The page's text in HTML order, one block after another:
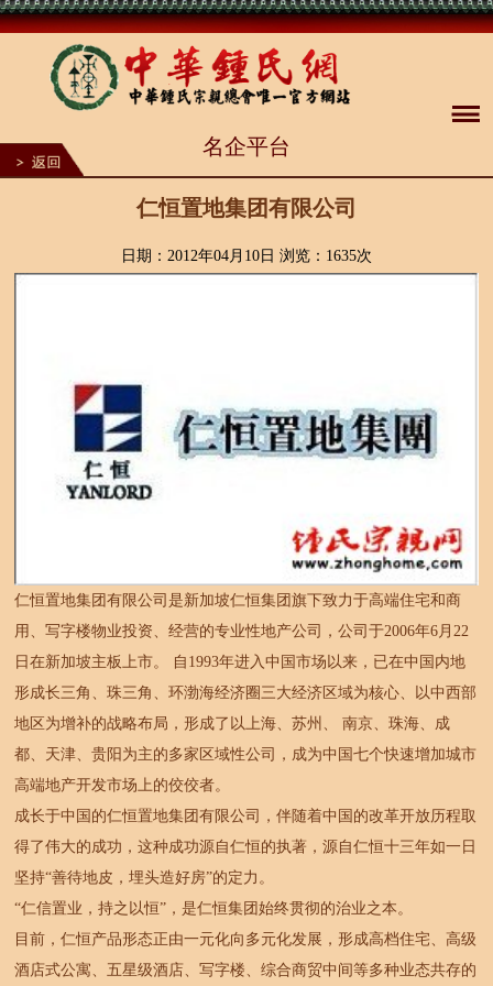
2
4
名企平台
仁恒置地集团有限公司
日期：2012年04月10日 浏览： 1635次
仁恒置地集团有限公司是新加坡仁恒集团旗下致力于高端住宅和商
用、写字楼物业投资、经营的专业性地产公司，公司于2006年6月22
日在新加坡主板上市。 自1993年进入中国市场以来，已在中国内地
形成长三角、珠三角、环渤海经济圈三大经济区域为核心、以中西部
地区为增补的战略布局，形成了以上海、苏州、 南京、珠海、成
都、天津、贵阳为主的多家区域性公司，成为中国七个快速增加城市
高端地产开发市场上的佼佼者。
成长于中国的仁恒置地集团有限公司，伴随着中国的改革开放历程取
得了伟大的成功，这种成功源自仁恒的执著，源自仁恒十三年如一日
坚持“善待地皮，埋头造好房”的定力。
“仁信置业，持之以恒”，是仁恒集团始终贯彻的治业之本。
目前，仁恒产品形态正由一元化向多元化发展，形成高档住宅、高级
酒店式公寓、五星级酒店、写字楼、综合商贸中间等多种业态共存的